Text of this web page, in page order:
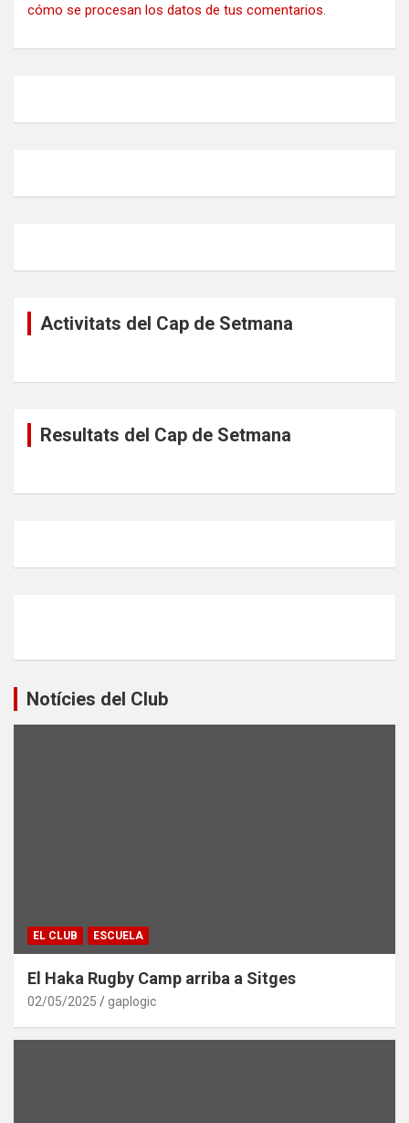
cómo se procesan los datos de tus comentarios.
Activitats del Cap de Setmana
Resultats del Cap de Setmana
Notícies del Club
EL CLUB ESCUELA
El Haka Rugby Camp arriba a Sitges
02/05/2025 gaplogic